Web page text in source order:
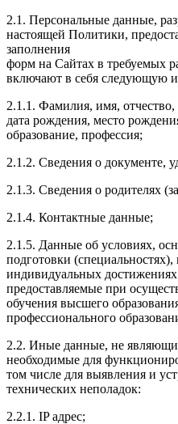
2.1. Персональные данные,
настоящей Политики,
заполнения
форм на Сайтах в требуемых
включают в себя следующую
2.1.1. Фамилия, имя,
дата рождения, место
образование, профессия;
2.1.2. Сведения о документе,
2.1.3. Сведения о родителях
2.1.4. Контактные данные;
2.1.5. Данные об условиях,
подготовки
индивидуальных
предоставляемые при
обучения высшего
профессионального
2.2. Иные данные, не
необходимые для
том числе для выявления и
технических неполадок:
2.2.1. IP адрес;